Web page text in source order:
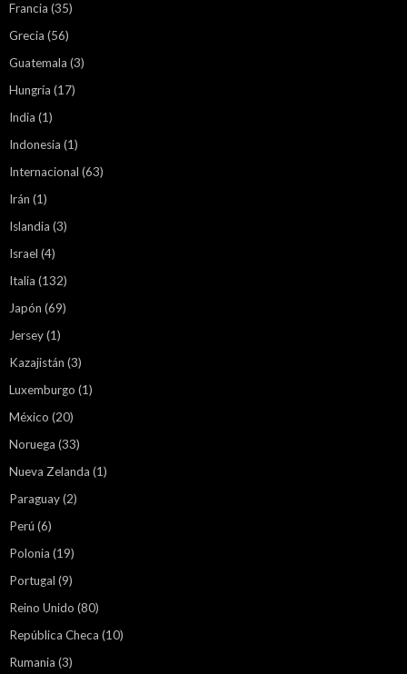
Francia (35)
Grecia (56)
Guatemala (3)
Hungría (17)
India (1)
Indonesia (1)
Internacional (63)
Irán (1)
Islandia (3)
Israel (4)
Italia (132)
Japón (69)
Jersey(1)
Kazajistán (3)
Luxemburgo (1)
México (20)
Noruega (33)
Nueva Zelanda (1)
Paraguay(2)
Perú (6)
Polonia (19)
Portugal (9)
Reino Unido (80)
República Checa (10)
Rumania (3)